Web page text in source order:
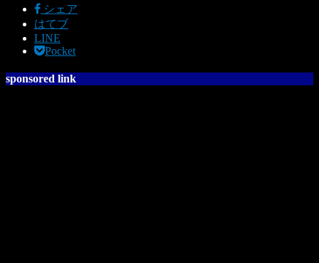
シェア
はてブ
LINE
Pocket
sponsored link